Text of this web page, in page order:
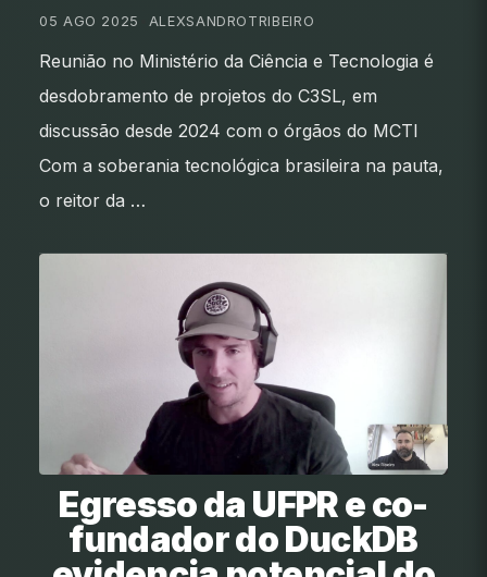
05 AGO 2025 ALEXSANDROTRIBEIRO
Reunião no Ministério da Ciência e Tecnologia é
desdobramento de projetos do C3SL, em
discussão desde 2024 com o órgãos do MCTI
Com a soberania tecnológica brasileira na pauta,
o reitor da …
Egresso da UFPR e co-
fundador do DuckDB